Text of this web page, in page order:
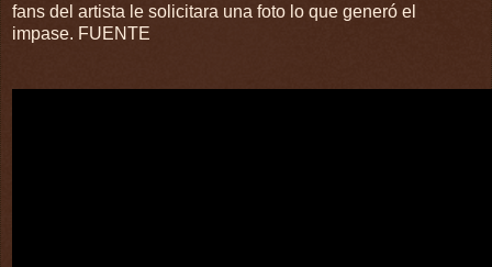
fans del artista le solicitara una foto lo que generó el
impase. FUENTE